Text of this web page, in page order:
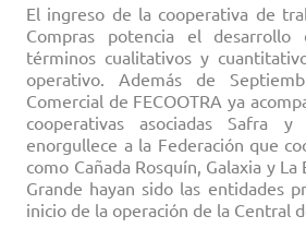
El ingreso de la cooperativa de
Compras potencia el
términos cualitativos y
operativo. Además de
Comercial de FECOOTRA ya
cooperativas asociadas Safra
enorgullece a la Federación que
como Cañada Rosquín, Galaxia y
Grande hayan sido las entidades
inicio de la operación de la Central